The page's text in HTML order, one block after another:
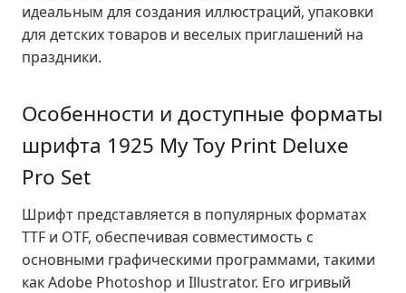
идеальным для создания иллюстраций, упаковки
для детских товаров и веселых приглашений на
праздники.
Особенности и доступные форматы
шрифта 1925 My Toy Print Deluxe
Pro Set
Шрифт представляется в популярных форматах
TTF и OTF, обеспечивая совместимость с
основными графическими программами, такими
как Adobe Photoshop и Illustrator. Его игривый